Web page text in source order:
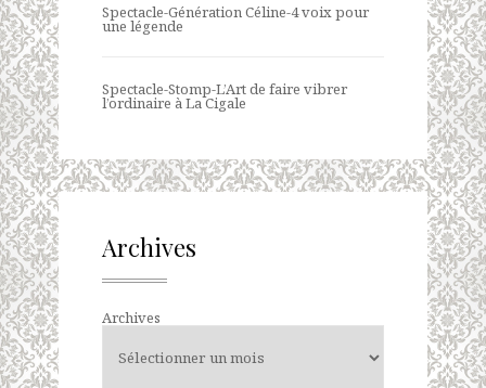
Spectacle-Génération Céline-4 voix pour
une légende
Spectacle-Stomp-L’Art de faire vibrer
l’ordinaire à La Cigale
Archives
Archives